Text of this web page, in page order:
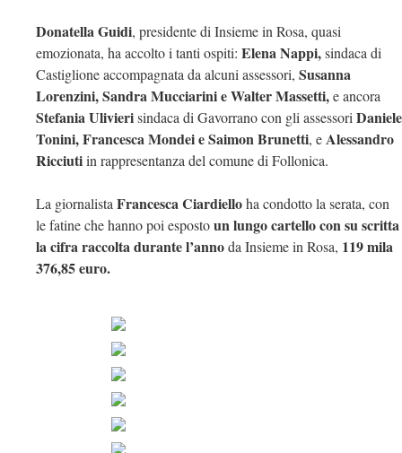
Donatella Guidi, presidente di Insieme in Rosa, quasi
emozionata, ha accolto i tanti ospiti: Elena Nappi,sindaca di
Castiglione accompagnata da alcuni assessori, Susanna
Lorenzini, Sandra Mucciarini e Walter Massetti,e ancora
Stefania Ulivierisindaca di Gavorrano con gli assessoriDaniele
Tonini, Francesca Mondei e Saimon Brunetti, eAlessandro
Ricciutiin rappresentanza del comune di Follonica.
La giornalistaFrancesca Ciardielloha condotto la serata, con
le fatine che hanno poi espostoun lungo cartello con su scritta
la cifra raccolta durante l’annoda Insieme in Rosa, 119 mila
376,85 euro.